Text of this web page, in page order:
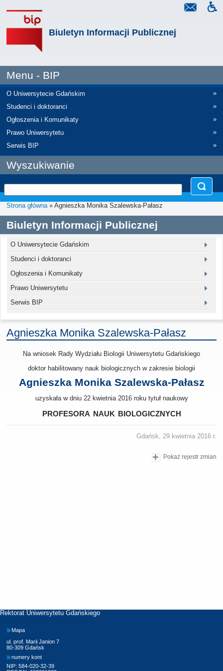
Biuletyn Informacji Publicznej
Menu - BIP
O Uniwersytecie Gdańskim
»
Studenci i doktoranci
»
Ogłoszenia i Komunikaty
»
Prawo Uniwersytetu
»
Serwis BIP
»
Wyszukiwanie
Strona główna» Agnieszka Monika Szalewska-Pałasz
Biuletyn Informacji Publicznej
O Uniwersytecie Gdańskim
Studenci i doktoranci
Ogłoszenia i Komunikaty
Prawo Uniwersytetu
Serwis BIP
Agnieszka Monika Szalewska-Pałasz
Na wniosek Rady Wydziału Biologii Uniwersytetu Gdańskiego
doktor habilitowany nauk biologicznych w zakresie biologii
Agnieszka Monika Szalewska-Pałasz
uzyskała w dniu 22 kwietnia 2016 roku tytuł naukowy
profesora nauk biologicznych
Gdańsk, 29 kwietnia 2016 r.
Pokaż rejestr zmian
Rektorat Uniwersytetu Gdańskiego
Mapa
ul. prof. Marii Janion 7
80-309 Gdańsk
numery kont
NIP: 584-020-32-39